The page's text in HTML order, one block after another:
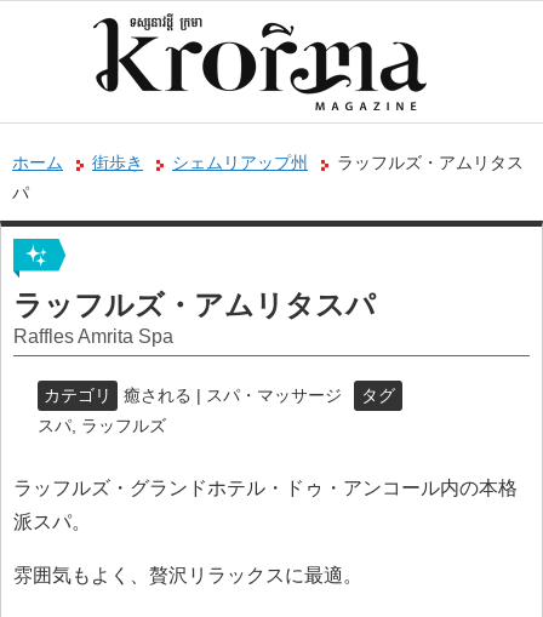
ホーム 街歩き シェムリアップ州
ラッフルズ・アムリタス
パ
ラッフルズ・アムリタスパ
Raffles Amrita Spa
カテゴリ 癒される | スパ・マッサージ
タグ
スパ ラッフルズ
ラッフルズ・グランドホテル・ドゥ・アンコール内の本格
派スパ。
雰囲気もよく、贅沢リラックスに最適。